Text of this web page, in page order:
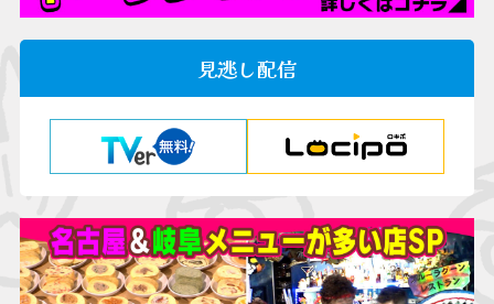
見逃し配信